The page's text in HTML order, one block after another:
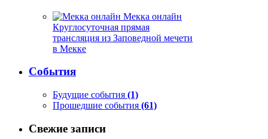
Мекка онлайн
Круглосуточная прямая
трансляция из Заповедной мечети
в Мекке
События
Будущие события (1)
Прошедшие события (61)
Свежие записи